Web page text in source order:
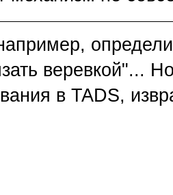
веревкой"...
в TADS,